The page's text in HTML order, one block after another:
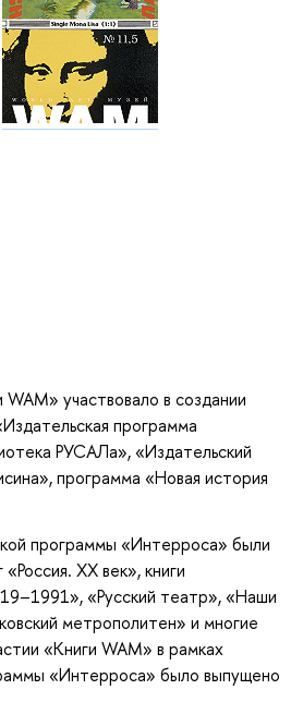
участвовало в создании
программа
РУСАЛа», «Издательский
программа «Новая история
программы «Интерроса» были
XX век», книги
«Русский театр», «Наши
метрополитен» и многие
«Книги WAM» в рамках
«Интерроса» было выпущено